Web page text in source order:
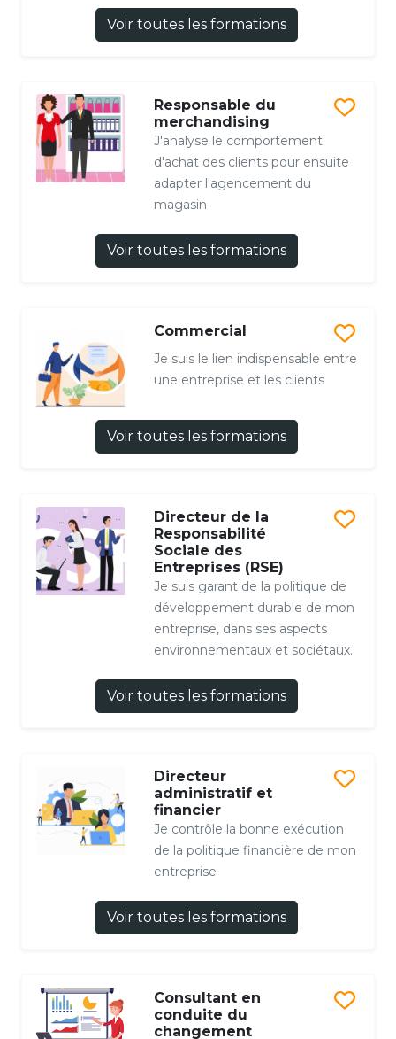
Voir toutes les formations
Responsable du
merchandising
J'analyse le comportement
d'achat des clients pour ensuite
adapter l'agencement du
magasin
Voir toutes les formations
Commercial
Je suis le lien indispensable entre
une entreprise et les clients
Voir toutes les formations
Directeur de la
Responsabilité
Sociale des
Entreprises (RSE)
Je suis garant de la politique de
développement durable de mon
entreprise, dans ses aspects
environnementaux et sociétaux.
Voir toutes les formations
Directeur
administratif et
financier
Je contrôle la bonne exécution
de la politique financière de mon
entreprise
Voir toutes les formations
Consultant en
conduite du
changement